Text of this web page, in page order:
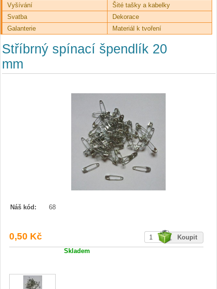
Vyšívání
Šité tašky a kabelky
Svatba
Dekorace
Galanterie
Materiál k tvoření
Stříbrný spínací špendlík 20
mm
Náš kód: 68
0,50 Kč
Skladem